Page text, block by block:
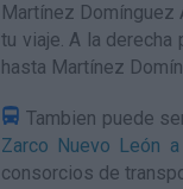
Martínez Domínguez
tu viaje. A la
hasta Martínez
Tambien puede
Zarco Nuevo León
consorcios de